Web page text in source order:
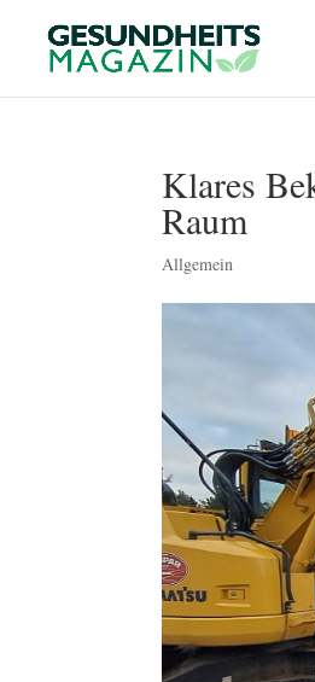
Klares
Raum
Allgemein